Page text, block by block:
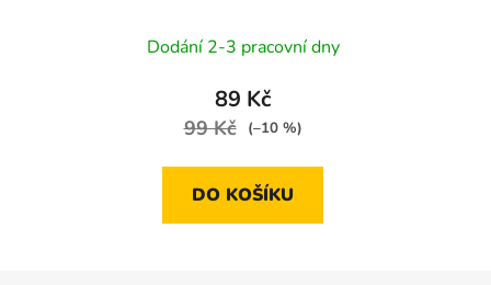
- malá
Dodání 2-3 pracovní dny
89 Kč
99 Kč (–10 %)
DO KOŠÍKU